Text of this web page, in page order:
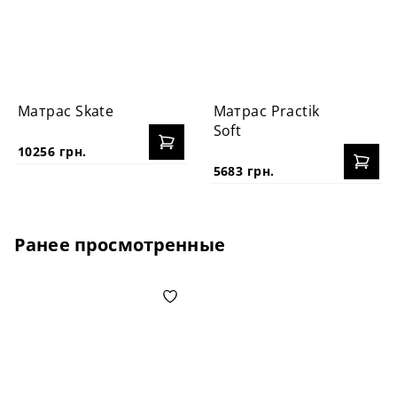
Матрас Skate
10256 грн.
Матрас Practik
Soft
5683 грн.
Ранее просмотренные